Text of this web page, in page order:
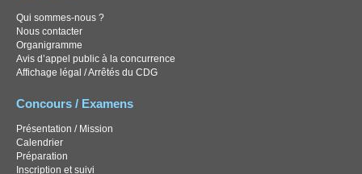
Qui sommes-nous ?
Nous contacter
Organigramme
Avis d’appel public à la concurrence
Affichage légal / Arrêtés du CDG
Concours / Examens
Présentation / Mission
Calendrier
Préparation
Inscription et suivi